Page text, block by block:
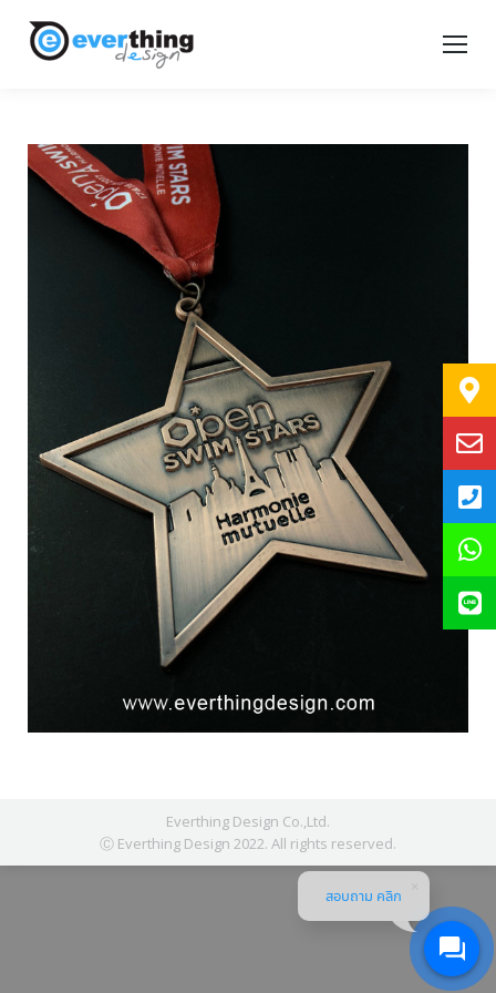
Everthing Design Co.,Ltd.
Ⓒ Everthing Design 2022. All rights reserved.
สอบถาม คลิก